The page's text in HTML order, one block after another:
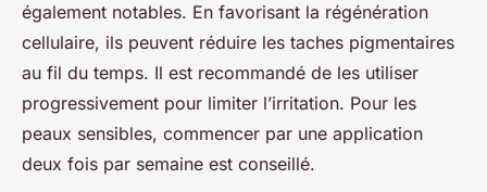
également notables. En favorisant la régénération
cellulaire, ils peuvent réduire les taches pigmentaires
au fil du temps. Il est recommandé de les utiliser
progressivement pour limiter l’irritation. Pour les
peaux sensibles, commencer par une application
deux fois par semaine est conseillé.